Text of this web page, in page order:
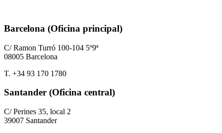
Barcelona (Oficina principal)
C/ Ramon Turró 100-104 5º9ª
08005 Barcelona
T. +34 93 170 1780
Santander (Oficina central)
C/ Perines 35, local 2
39007 Santander